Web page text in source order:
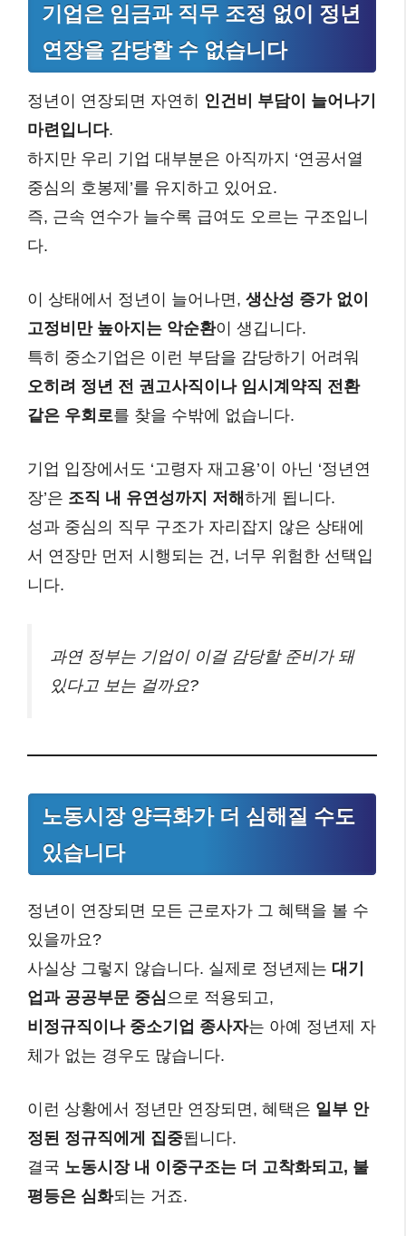
기업은 임금과 직무 조정 없이 정년
연장을 감당할 수 없습니다
정년이 연장되면 자연히 인건비 부담이 늘어나기
마련입니다.
하지만 우리 기업 대부분은 아직까지 ‘연공서열
중심의 호봉제’를 유지하고 있어요.
즉, 근속 연수가 늘수록 급여도 오르는 구조입니
다.
이 상태에서 정년이 늘어나면, 생산성 증가 없이
고정비만 높아지는 악순환이 생깁니다.
특히 중소기업은 이런 부담을 감당하기 어려워
오히려 정년 전 권고사직이나 임시계약직 전환
같은 우회로를 찾을 수밖에 없습니다.
기업 입장에서도 ‘고령자 재고용’이 아닌 ‘정년연
장’은 조직 내 유연성까지 저해 하게 됩니다.
성과 중심의 직무 구조가 자리잡지 않은 상태에
서 연장만 먼저 시행되는 건, 너무 위험한 선택입
니다.
과연 정부는 기업이 이걸 감당할 준비가 돼
있다고 보는 걸까요?
노동시장 양극화가 더 심해질 수도
있습니다
정년이 연장되면 모든 근로자가 그 혜택을 볼 수
있을까요?
사실상 그렇지 않습니다. 실제로 정년제는 대기
업과 공공부문 중심 으로 적용되고,
비정규직이나 중소기업 종사자는 아예 정년제 자
체가 없는 경우도 많습니다.
이런 상황에서 정년만 연장되면, 혜택은 일부 안
정된 정규직에게 집중됩니다.
결국 노동시장 내 이중구조는 더 고착화되고, 불
평등은 심화되는 거죠.